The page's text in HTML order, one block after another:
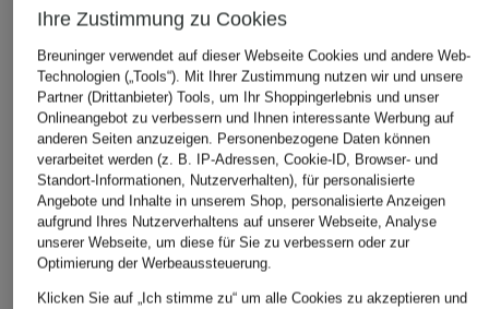
Ihre Zustimmung zu Cookies
Breuninger verwendet auf dieser Webseite Cookies und andere Web-
Technologien („Tools“). Mit Ihrer Zustimmung nutzen wir und unsere
Partner (Drittanbieter) Tools, um Ihr Shoppingerlebnis und unser
Onlineangebot zu verbessern und Ihnen interessante Werbung auf
anderen Seiten anzuzeigen. Personenbezogene Daten können
verarbeitet werden (z. B. IP-Adressen, Cookie-ID, Browser- und
Standort-Informationen, Nutzerverhalten), für personalisierte
Angebote und Inhalte in unserem Shop, personalisierte Anzeigen
aufgrund Ihres Nutzerverhaltens auf unserer Webseite, Analyse
unserer Webseite, um diese für Sie zu verbessern oder zur
Optimierung der Werbeaussteuerung.
Klicken Sie auf „Ich stimme zu“ um alle Cookies zu akzeptieren und